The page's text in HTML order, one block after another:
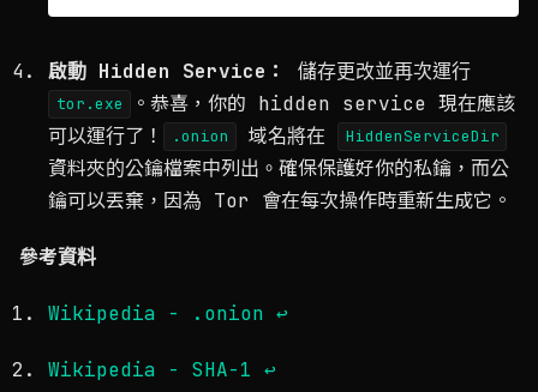
啟動 Hidden Service： 儲存更改並再次運行
tor.exe
。恭喜，你的 hidden service 現在應該
可以運行了！
.onion 域名將在 HiddenServiceDir
資料夾的公鑰檔案中列出。確保保護好你的私鑰，而公
鑰可以丟棄，因為 Tor 會在每次操作時重新生成它。
參考資料
Wikipedia - .onion ↩
Wikipedia - SHA-1 ↩